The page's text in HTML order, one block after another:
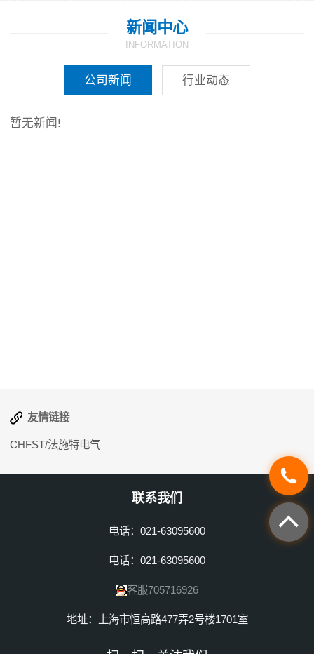
新闻中心
INFORMATION
公司新闻 行业动态
暂无新闻!
友情链接
CHFST/法施特电气
联系我们
电话：021-63095600
电话：021-63095600
客服705716926
地址：上海市恒高路477弄2号楼1701室